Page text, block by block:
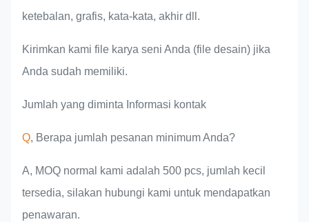
ketebalan, grafis, kata-kata, akhir dll.
Kirimkan kami file karya seni Anda (file desain) jika
Anda sudah memiliki.
Jumlah yang diminta Informasi kontak
Q, Berapa jumlah pesanan minimum Anda?
A, MOQ normal kami adalah 500 pcs, jumlah kecil
tersedia, silakan hubungi kami untuk mendapatkan
penawaran.